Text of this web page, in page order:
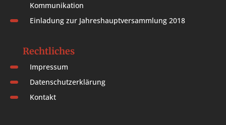
Kommunikation
Einladung zur Jahreshauptversammlung 2018
Rechtliches
Impressum
Datenschutzerklärung
Kontakt